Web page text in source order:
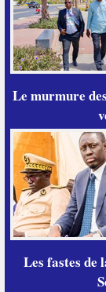
Le murmure
Les fastes de